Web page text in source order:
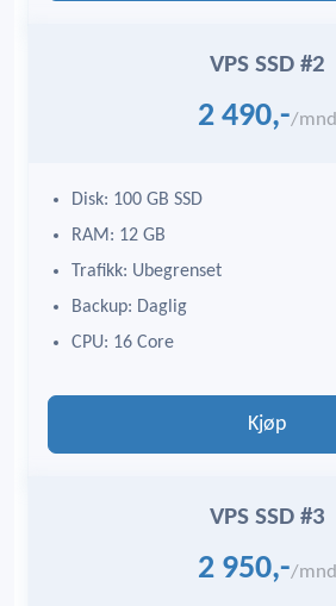
VPS SSD #2
2 490,-/mnd
Disk: 100 GB SSD
RAM: 12 GB
Trafikk: Ubegrenset
Backup: Daglig
CPU: 16 Core
Kjøp
VPS SSD #3
2 950,-/mnd